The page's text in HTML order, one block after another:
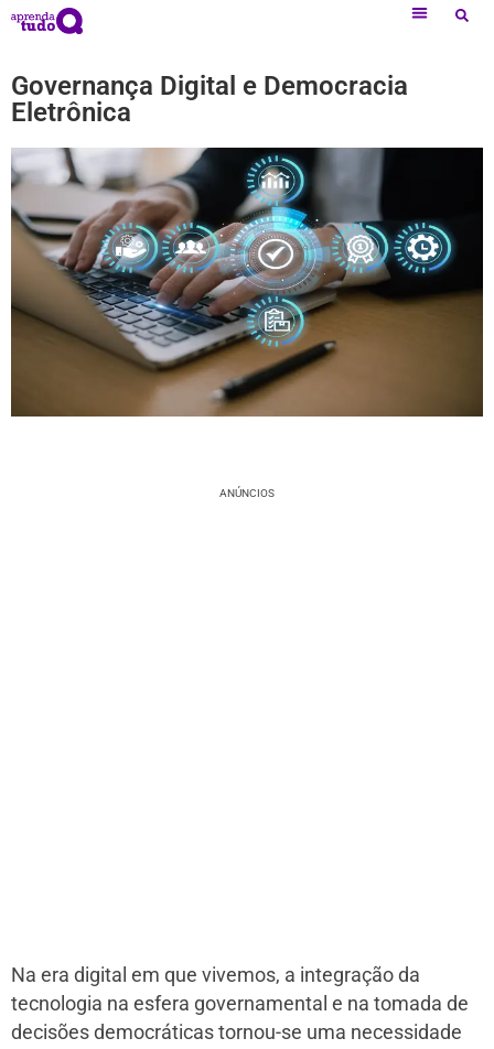
Governança Digital e Democracia
Eletrônica
ANÚNCIOS
Na era digital em que vivemos, a integração da
tecnologia na esfera governamental e na tomada de
decisões democráticas tornou-se uma necessidade